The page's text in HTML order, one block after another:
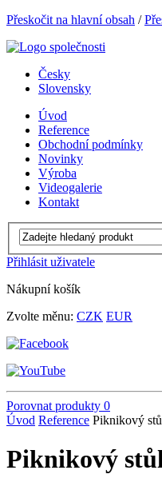
Přeskočit na hlavní obsah /
Česky
Slovensky
Úvod
Reference
Obchodní podmínky
Novinky
Výroba
Videogalerie
Kontakt
Přihlásit uživatele
Nákupní košík
Zvolte měnu: CZK EUR
Porovnat produkty 0
Úvod Reference Piknikový
Piknikový